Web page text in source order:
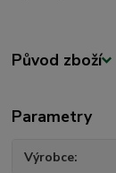
Původ zboží
Parametry
Výrobce